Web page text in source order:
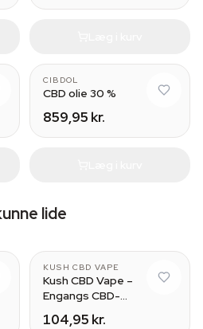
CIBDOL
CBD olie 30 %
859,95 kr.
lide
KUSH CBD VAPE
Kush CBD Vape –
Engangs CBD-
fordamper 200mg
104,95 kr.